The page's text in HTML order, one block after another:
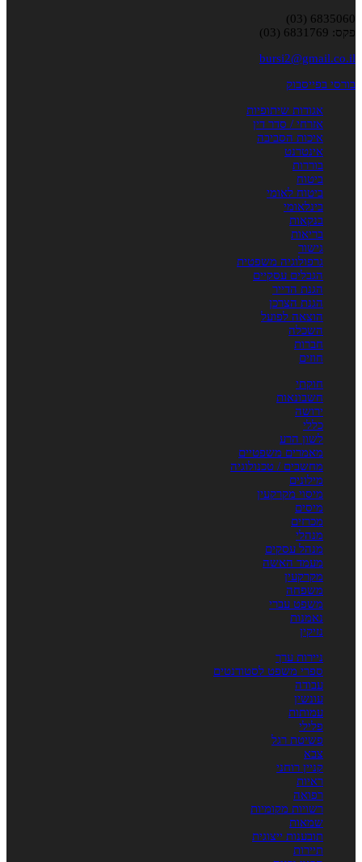
6835060 (03)
פקס: 6831769 (03)
bursi2@gmail.co.il
בורסי בפייסבוק
אגודות שיתופיות
אזרחי / סדר דין
איכות הסביבה
אינטרנט
בוררות
ביטוח
ביטוח לאומי
בינלאומי
בנקאות
בריאות
גישור
גרפולוגיה משפטית
הגבלים עסקיים
הגנת הדייר
הגנת הצרכן
הוצאה לפועל
השכלה
חברות
חוזים
חוקתי
חשבונאות
ירושה
כללי
לשון הרע
מאמרים משפטיים
מחשבים / טכנולוגיה
מילונים
מיסוי מקרקעין
מיסים
מכרזים
מנהלי
מנהל עסקים
מעמד האשה
מקרקעין
משפחה
משפט עברי
נאמנות
נזיקין
ניירות ערך
ספרי משפט לסטודנטים
עבודה
עונשין
עמותות
פלילי
פשיטת רגל
צבא
קניין רוחני
ראיות
רפואה
רשויות מקומיות
שמאות
תובענות ייצוגית
תיירות